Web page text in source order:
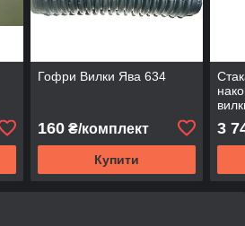
Гофри Вилки Ява 634
160₴/комплект
Купити
3